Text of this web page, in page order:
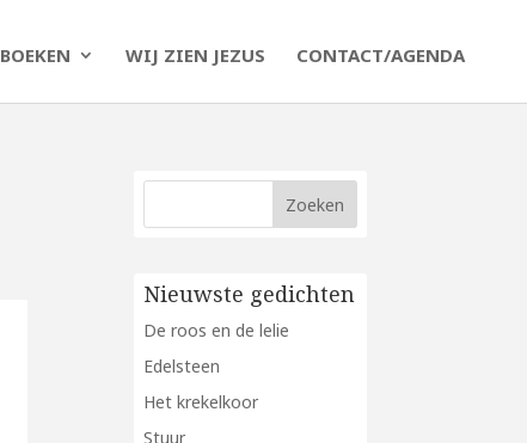
BOEKEN WIJ ZIEN JEZUS CONTACT/AGENDA
Nieuwste gedichten
De roos en de lelie
Edelsteen
Het krekelkoor
Stuur